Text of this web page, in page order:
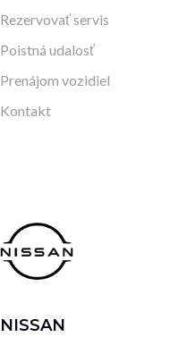
Rezervovať servis
Poistná udalosť
Prenájom vozidiel
Kontakt
NISSAN